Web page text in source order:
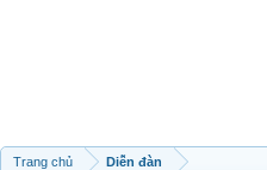
Trang chủ Diễn đàn